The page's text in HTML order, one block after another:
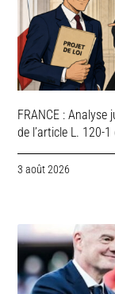
FRANCE :
de l’article L. 120-
3 août 2026